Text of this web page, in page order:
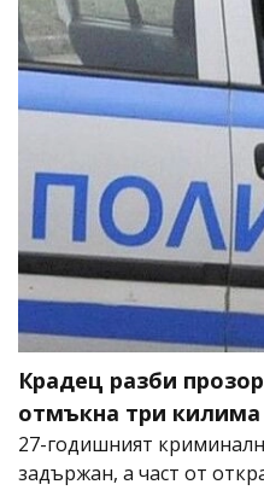
Крадец разби
отмъкна три
27-годишният
задържан, а част от